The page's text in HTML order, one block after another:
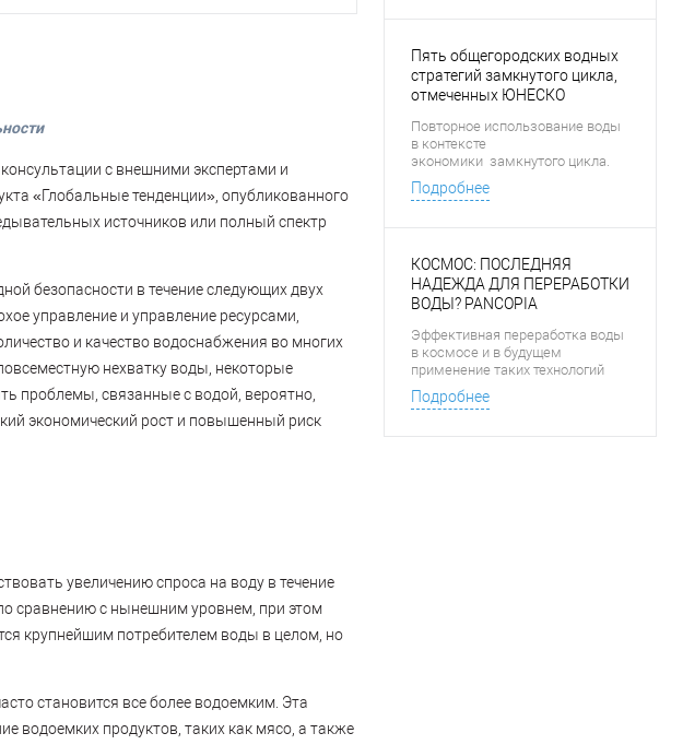
с внешними экспертами и
«Глобальные тенденции», опубликованного
источников или полный спектр
безопасности в течение следующих двух
управление и управление ресурсами,
и качество водоснабжения во многих
нехватку воды, некоторые
проблемы, связанные с водой, вероятно,
экономический рост и повышенный риск
увеличению спроса на воду в течение
сравнению с нынешним уровнем, при этом
крупнейшим потребителем воды в целом, но
становится все более водоемким. Эта
водоемких продуктов, таких как мясо, а также
окружающую среду и затрат.
Пять общегородских водных
стратегий замкнутого цикла,
отмеченных ЮНЕСКО
Повторное использование воды
в контексте
экономики замкнутого цикла.
Подробнее
КОСМОС: ПОСЛЕДНЯЯ
НАДЕЖДА ДЛЯ ПЕРЕРАБОТКИ
ВОДЫ? PANCOPIA
НАСА
Эффективная переработка воды
в космосе и в будущем
применение таких технологий
очистки воды на земле в
сельском хозяйстве.
Подробнее